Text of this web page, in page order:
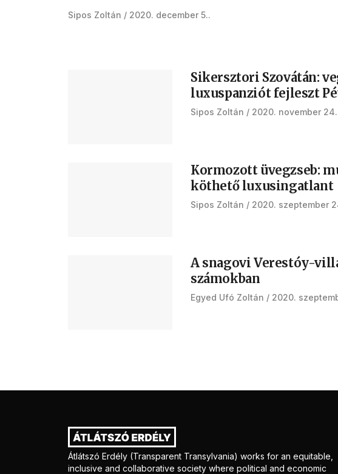
Sipos Zoltán 2020. december 5.
Sikersztori Szovátán:
luxuspanziót fejleszt
Sipos Zoltán 2020. november 24.
Kormozott üvegzseb:
köthető luxusingatlant
Sipos Zoltán 2020. szeptember
A snagovi Verestóy-
számokban
Egyed Ufó Zoltán 2020.
Átlátszó Erdély (Transparent Transylvania) works for an equitable,
inclusive and collaborative society where political and economic